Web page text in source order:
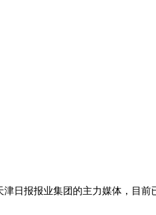
日报报业集团的主力媒体，目